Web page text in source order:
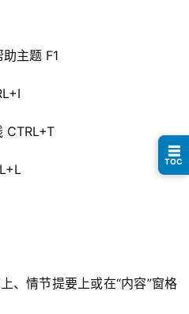
主题 F1
CTRL+T
、情节提要上或在“内容”窗格
☰
TOC